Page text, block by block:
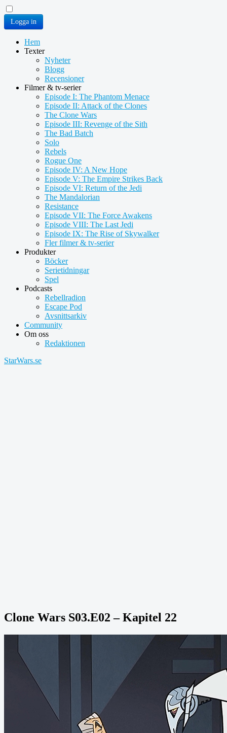
Logga in
Hem
Texter
Nyheter
Blogg
Recensioner
Filmer & tv-serier
Episode I: The Phantom Menace
Episode II: Attack of the Clones
The Clone Wars
Episode III: Revenge of the Sith
The Bad Batch
Solo
Rebels
Rogue One
Episode IV: A New Hope
Episode V: The Empire Strikes Back
Episode VI: Return of the Jedi
The Mandalorian
Resistance
Episode VII: The Force Awakens
Episode VIII: The Last Jedi
Episode IX: The Rise of Skywalker
Fler filmer & tv-serier
Produkter
Böcker
Serietidningar
Spel
Podcasts
Rebellradion
Escape Pod
Avsnittsarkiv
Community
Om oss
Redaktionen
StarWars.se
Clone Wars S03.E02 – Kapitel 22